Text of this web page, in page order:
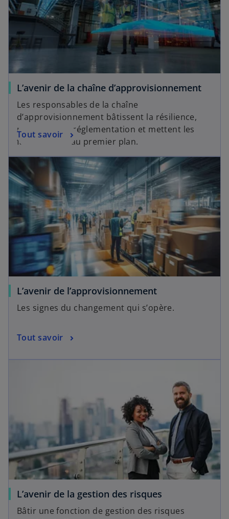
L’avenir de la chaîne d’approvisionnement
Les responsables de la chaîne
d’approvisionnement bâtissent la résilience,
respectent la réglementation et mettent les
facteurs ESG au premier plan.
Tout savoir
L’avenir de l’approvisionnement
Les signes du changement qui s’opère.
Tout savoir
L’avenir de la gestion des risques
Bâtir une fonction de gestion des risques